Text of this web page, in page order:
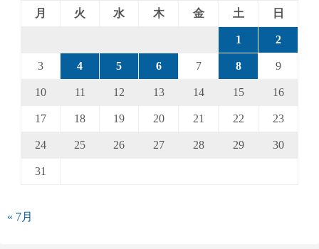
月
火 水 木 金 土 日
1 2
3 4 5 6 7 8 9
10 11 12 13 14 15 16
17 18 19 20 21 22 23
24 25 26 27 28 29 30
31
« 7月